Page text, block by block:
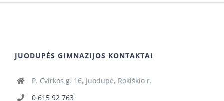
JUODUPĖS GIMNAZIJOS KONTAKTAI
P. Cvirkos g. 16, Juodupė, Rokiškio r.
0 615 92 763